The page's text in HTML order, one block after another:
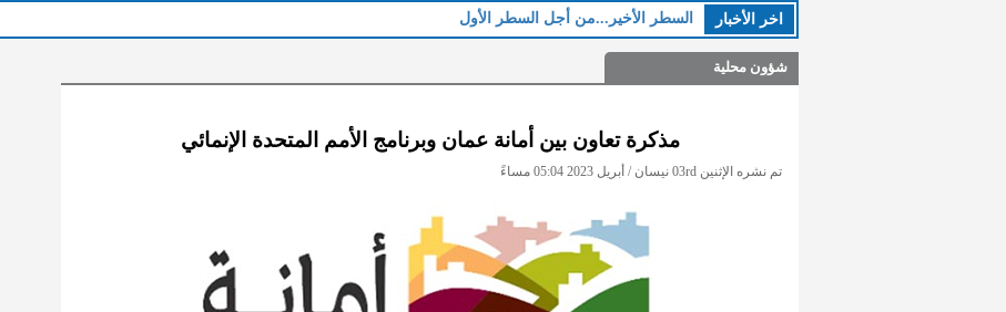
اخر اﻷخبار
شؤون محلية
مذكرة تعاون بين أمانة عمان وبرنامج الأمم المتحدة الإنمائي
تم نشره الإثنين 03rd نيسان / أبريل 2023 05:04 مساءً